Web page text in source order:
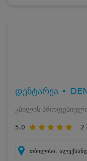
დენტარეა •
კბილის პროფესიული
5.0 2
თბილისი,